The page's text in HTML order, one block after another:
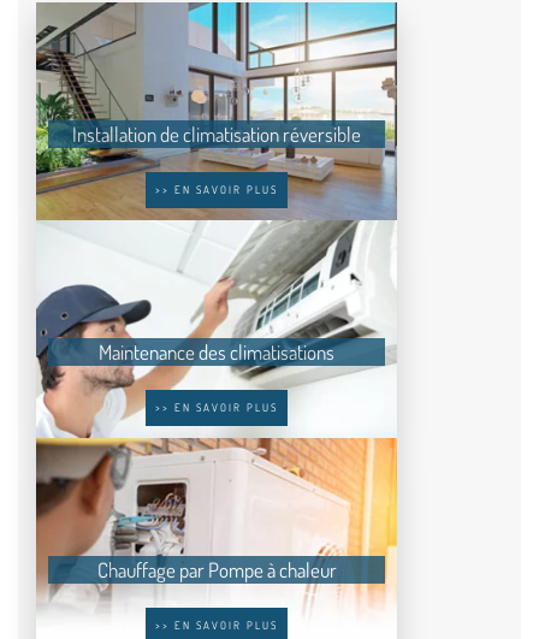
Installation de climatisation réversible
>> EN SAVOIR PLUS
Maintenance des climatisations
>> EN SAVOIR PLUS
Chauffage par Pompe à chaleur
>> EN SAVOIR PLUS